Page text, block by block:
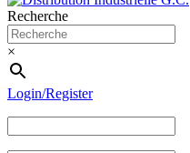
Recherche
×
Login/Register